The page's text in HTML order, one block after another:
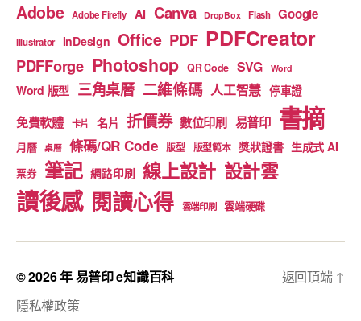
Adobe Adobe Firefly AI Canva DropBox Flash Google
Illustrator InDesign Office PDF PDFCreator
PDFForge Photoshop QR Code SVG Word
Word 版型 三角桌曆 二維條碼 人工智慧 停車證
免費軟體 卡片 名片 折價券 數位印刷 易普印 書摘
月曆 桌曆 條碼/QR Code 版型 版型範本 獎狀證書 生成式 AI
票券 筆記 網路印刷 線上設計 設計雲
讀後感 閱讀心得 雲端印刷 雲端硬碟
© 2026 年易普印 e知識百科
隱私權政策
返回頂端 ↑